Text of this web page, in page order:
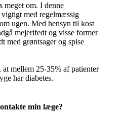
meget om. I denne
med regelmæssig
ugen. Med hensyn til kost
mejerifedt og visse former
med grøntsager og spise
at mellem 25-35% af patienter
har diabetes.
min læge?